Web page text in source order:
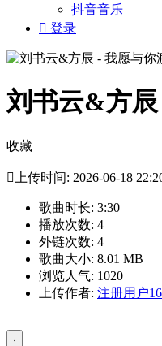
抖音音乐
 登录
刘书云&方
收藏
 上传时间: 2026-06-18
歌曲时长: 3:30
播放次数: 4
外链次数: 4
歌曲大小: 8.01 MB
浏览人气: 1020
上传作者: 注册用户